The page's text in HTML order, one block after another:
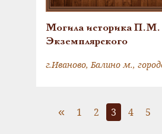
Могила историка П.М.
Экземплярского
« 1 2 3 4 5